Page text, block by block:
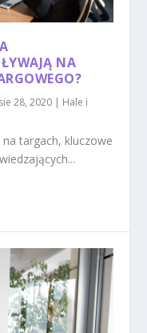
NA
sie 28, 2020 | Hale i
targach, kluczowe